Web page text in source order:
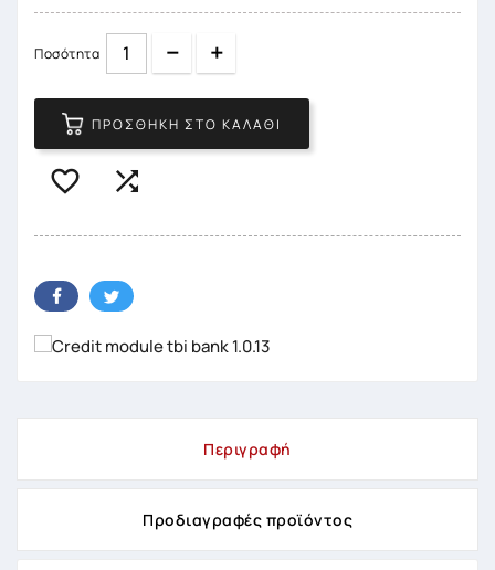
Ποσότητα Quantity
ΠΡΟΣΘΉΚΗ ΣΤΟ ΚΑΛΆΘΙ
 
Περιγραφή
Προδιαγραφές προϊόντος